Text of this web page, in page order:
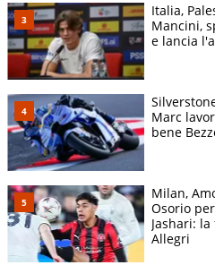
Italia,
Mancini,
e lancia
Marc
bene
Milan,
Osorio
Jashari:
Allegri